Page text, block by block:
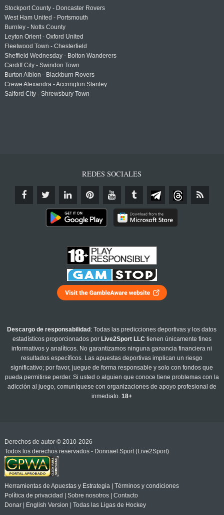
Stockport County - Doncaster Rovers
West Ham United - Portsmouth
Burnley - Notts County
Leyton Orient - Oxford United
Fleetwood Town - Chesterfield
Sheffield Wednesday - Bolton Wanderers
Cardiff City - Swindon Town
Burton Albion - Blackburn Rovers
Crewe Alexandra - Accrington Stanley
Salford City - Shrewsbury Town
REDES SOCIALES
Descargo de responsabilidad : Todas las predicciones deportivas y los datos
estadísticos proporcionados por Live2Sport LLC tienen únicamente fines
informativos y analíticos. No garantizamos ninguna ganancia financiera ni
resultados específicos. Las apuestas deportivas implican un riesgo
significativo; por favor, juegue de forma responsable y solo con fondos que
pueda permitirse perder. Si usted o alguien que conoce tiene problemas con la
adicción al juego, comuníquese con organizaciones de apoyo profesional de
inmediato.18+
Derechos de autor © 2010-2026
Todos los derechos reservados - Donnael Sport (Live2Sport)
Herramientas de Apuestas y Estrategia| Términos y condiciones
Política de privacidad
Sobre nosotros| Contacto
Donar| English Version Todas las Ligas de Hockey